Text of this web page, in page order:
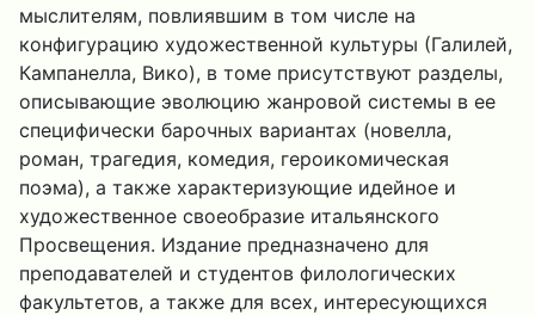
мыслителям, повлиявшим в том числе на
конфигурацию художественной культуры (Галилей,
Кампанелла, Вико), в томе присутствуют разделы,
описывающие эволюцию жанровой системы в ее
специфически барочных вариантах (новелла,
роман, трагедия, комедия, героикомическая
поэма), а также характеризующие идейное и
художественное своеобразие итальянского
Просвещения. Издание предназначено для
преподавателей и студентов филологических
факультетов, а также для всех, интересующихся